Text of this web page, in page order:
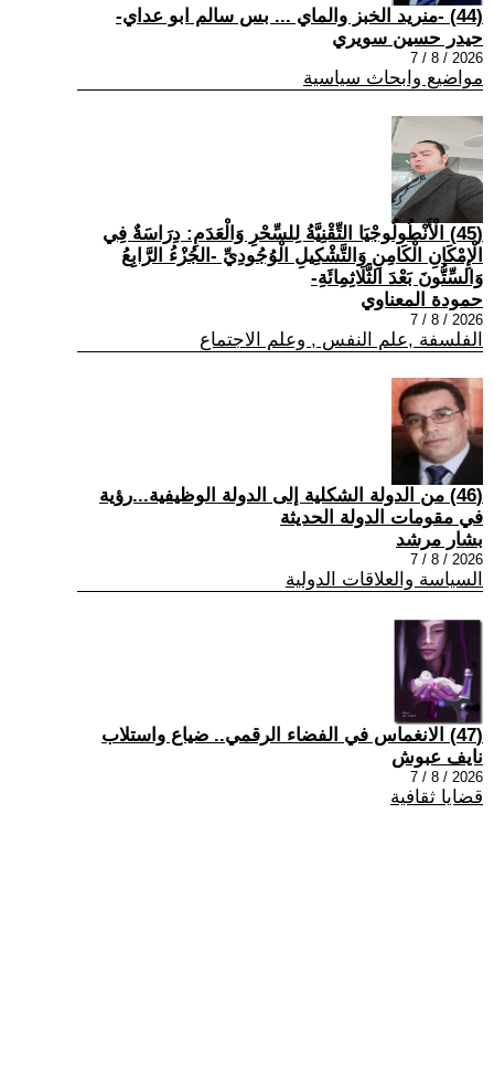
(44) -منريد الخبز والماي ... بس سالم ابو عداي-
حيدر حسين سويري
2026 / 8 / 7
مواضيع وابحاث سياسية
(45) الْأَنْطُولُوجْيَا التِّقْنِيَّةُ لِلسِّحْرِ وَالْعَدَمِ: دِرَاسَةٌ فِي
الْإِمْكَانِ الْكَامِنِ وَالتَّشْكِيلِ الْوُجُودِيِّ -الجُزْءُ الرَّابِعُ
وَالسِّتُّونَ بَعْدَ الثَّلَاثِمِائَةِ-
حمودة المعناوي
2026 / 8 / 7
الفلسفة ,علم النفس , وعلم الاجتماع
(46) من الدولة الشكلية إلى الدولة الوظيفية...رؤية
في مقومات الدولة الحديثة
بشار مرشد
2026 / 8 / 7
السياسة والعلاقات الدولية
(47) الانغماس في الفضاء الرقمي.. ضياع واستلاب
نايف عبوش
2026 / 8 / 7
قضايا ثقافية